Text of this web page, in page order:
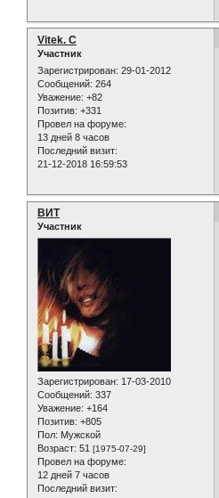
Vitek. C
Участник
Зарегистрирован: 29-01-2012
Сообщений: 264
Уважение: +82
Позитив: +331
Провел на форуме:
13 дней 8 часов
Последний визит:
21-12-2018 16:59:53
ВИТ
Участник
Зарегистрирован: 17-03-2010
Сообщений: 337
Уважение: +164
Позитив: +805
Пол: Мужской
Возраст: 51 [1975-07-29]
Провел на форуме:
12 дней 7 часов
Последний визит: